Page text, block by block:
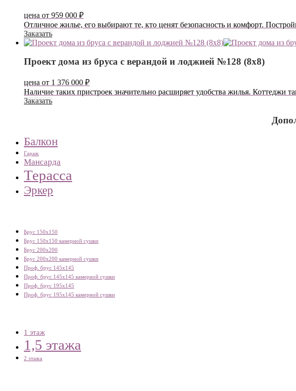
цена от 959 000 ₽
Отличное жилье, его выбирают те, кто ценят безопасность и комфорт.
Заказать
Проект дома из бруса с верандой и лоджией №128 (8х8)
цена от 1 376 000 ₽
Наличие таких пристроек значительно расширяет удобства жилья. Коттеджи
Заказать
Балкон
Гараж
Мансарда
Терасса
Эркер
Брус 150х150
Брус 150х150 камерной сушки
Брус 200х200
Брус 200х200 камерной сушки
Проф. брус 145х145
Проф. брус 145х145 камерной сушки
Проф. брус 195х145
Проф. брус 195х145 камерной сушки
1 этаж
1,5 этажа
2 этажа